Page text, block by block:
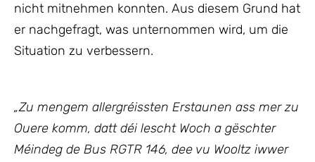
nicht mitnehmen konnten. Aus diesem Grund hat
er nachgefragt, was unternommen wird, um die
Situation zu verbessern.
„Zu mengem allergréissten Erstaunen ass mer zu
Ouere komm, datt déi lescht Woch a gëschter
Méindeg de Bus RGTR 146, dee vu Wooltz iwwer